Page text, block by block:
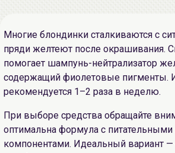
Многие блондинки сталкиваются с
пряди желтеют после окрашивания.
помогает шампунь-нейтрализатор
содержащий фиолетовые пигменты.
рекомендуется 1–2 раза в неделю.
При выборе средства обращайте
оптимальна формула с
компонентами. Идеальный вариант —